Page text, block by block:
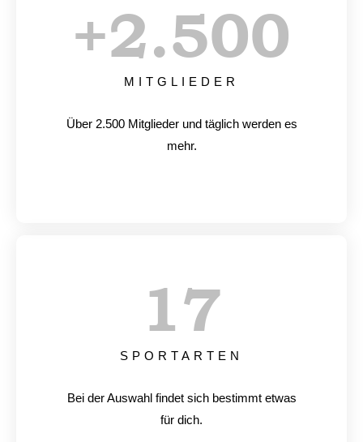
MITGLIEDER
+2.500
Über 2.500 Mitglieder und täglich werden es
mehr.
SPORTARTEN
17
Bei der Auswahl findet sich bestimmt etwas
für dich.